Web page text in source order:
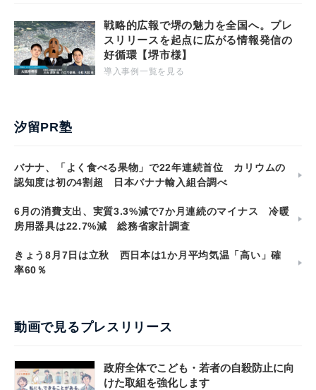
戦略的広報で堺の魅力を全国へ。プレ
スリリースを起点に広がる情報発信の
好循環【堺市様】
導入事例一覧を見る
汐留PR塾
バナナ、「よく食べる果物」で22年連続首位 カリウムの
認知度は初の4割超 日本バナナ輸入組合調べ
6月の消費支出、実質3.3%減で7か月連続のマイナス 冷暖
房用器具は22.7%減 総務省家計調査
きょう8月7日は立秋 西日本は1か月平均気温「高い」確
率60％
動画で見るプレスリリース
政府全体でこども・若者の自殺防止に向
けた取組を強化します